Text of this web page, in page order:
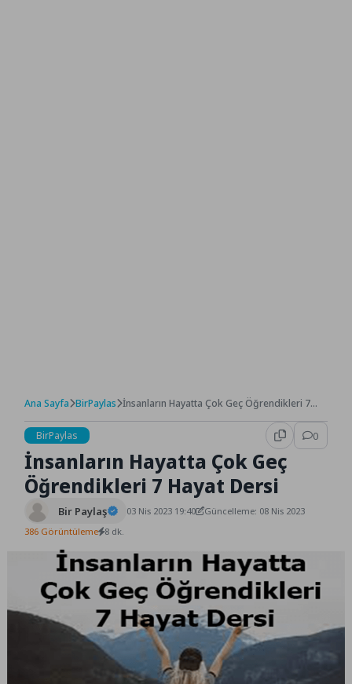
Ana Sayfa BirPaylas İnsanların Hayatta Çok Geç Öğrendikleri 7
BirPaylas
0
İnsanların Hayatta Çok Geç
Öğrendikleri 7 Hayat Dersi
Bir Paylaş 03 Nis 2023 19:40
Güncelleme: 08 Nis 2023
386 Görüntüleme 8 dk.